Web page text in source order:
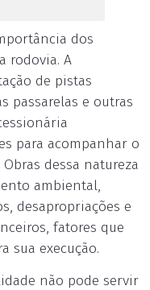
dos
rodovia. A
de pistas
passarelas e outras
para acompanhar o
dessa natureza
ambiental,
desapropriações e
fatores que
sua execução.
não pode servir